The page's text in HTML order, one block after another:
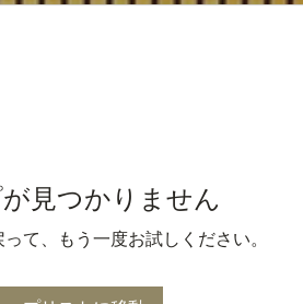
見つかりません
て、もう一度お試しください。